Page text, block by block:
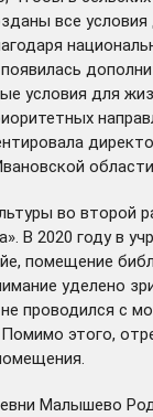
все условия
появилась
условия для
во второй
В 2020 году в
помещение
уделено
проводился с
этого,
Малышево